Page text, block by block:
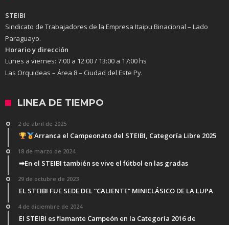
STEIBI
Sindicato de Trabajadores de la Empresa Itaipu Binacional – Lado
Paraguayo.
Horario y dirección
Lunes a viernes: 7:00 a 12:00 / 13:00 a 17:00 hs
Las Orquideas – Área 8 – Ciudad del Este Py.
LINEA DE TIEMPO
2 de abril de 2025
Arranca el Campeonato del STEIBI, Categoría Libre 2025
18 de marzo de 2024
➡En el STEIBI también se vive el fútbol en las gradas
29 de octubre de 2023
EL STEIBI FUE SEDE DEL “CALIENTE” MINICLÁSICO DE LA LUPA
4 de diciembre de 2024
El STEIBI es flamante Campeón en la Categoría 2016 de